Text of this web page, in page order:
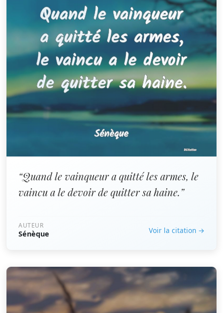
“Quand le vainqueur a quitté les armes, le
vaincu a le devoir de quitter sa haine.”
AUTEUR
Sénèque Voir la citation →